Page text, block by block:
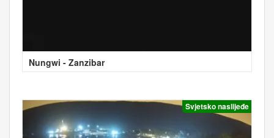
Nungwi - Zanzibar
Svjetsko naslijeđe